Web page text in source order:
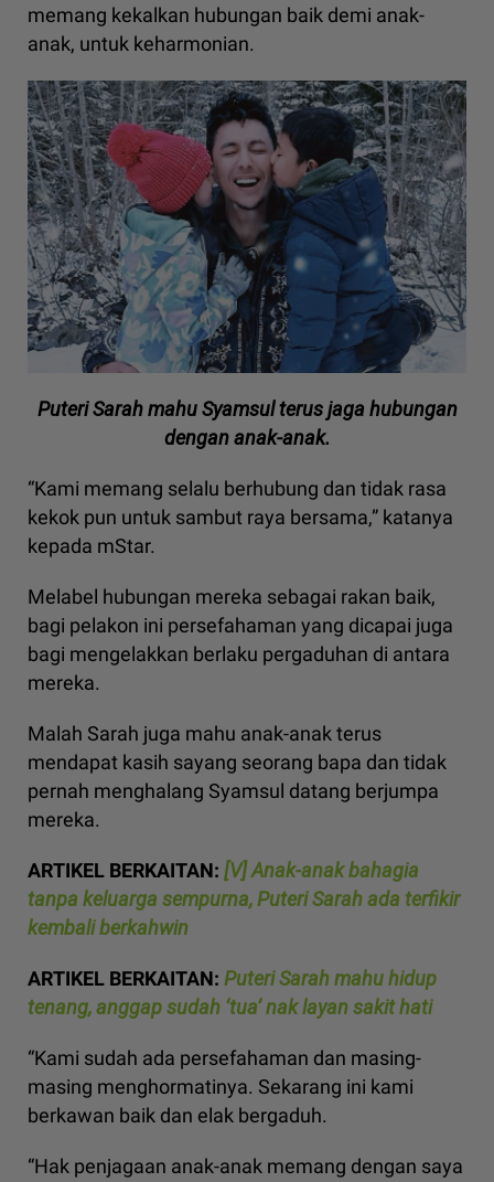
memang kekalkan hubungan baik demi anak-
anak, untuk keharmonian.
Puteri Sarah mahu Syamsul terus jaga hubungan
dengan anak-anak.
“Kami memang selalu berhubung dan tidak rasa
kekok pun untuk sambut raya bersama,” katanya
kepada mStar.
Melabel hubungan mereka sebagai rakan baik,
bagi pelakon ini persefahaman yang dicapai juga
bagi mengelakkan berlaku pergaduhan di antara
mereka.
Malah Sarah juga mahu anak-anak terus
mendapat kasih sayang seorang bapa dan tidak
pernah menghalang Syamsul datang berjumpa
mereka.
ARTIKEL BERKAITAN: [V] Anak-anak bahagia
tanpa keluarga sempurna, Puteri Sarah ada terfikir
kembali berkahwin
ARTIKEL BERKAITAN: Puteri Sarah mahu hidup
tenang, anggap sudah ‘tua’ nak layan sakit hati
“Kami sudah ada persefahaman dan masing-
masing menghormatinya. Sekarang ini kami
berkawan baik dan elak bergaduh.
“Hak penjagaan anak-anak memang dengan saya